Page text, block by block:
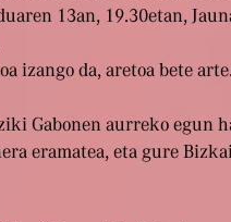
13an, 19.30etan,
izango da, aretoa bete
Gabonen aurreko egun
eramatea, eta gure